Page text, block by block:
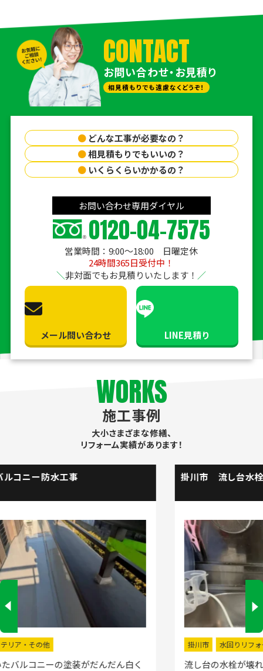
CONTACT
お問い合わせ・お見積り
相見積もりでも遠慮なくどうぞ！
● どんな工事が必要なの？
●相見積もりでもいいの？
● いくらくらいかかるの？
お問い合わせ専用ダイヤル
0120-04-7575
営業時間：9:00〜18:00 日曜定休
24時間365日受付中！
非対面でもお見積りいたします！
メール問い合わせ LINE見積り
WORKS
施工事例
大小さまざまな修繕、
リフォーム実績があります！
掛川市 流し台水栓取替工事
掛川市
流し台の水栓が壊れたので直してほしいと弊社にお電話